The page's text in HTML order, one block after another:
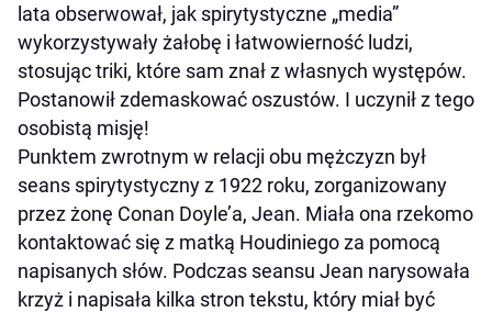
lata obserwował, jak spirytystyczne „media”
wykorzystywały żałobę i łatwowierność ludzi,
stosując triki, które sam znał z własnych występów.
Postanowił zdemaskować oszustów. I uczynił z tego
osobistą misję!
Punktem zwrotnym w relacji obu mężczyzn był
seans spirytystyczny z 1922 roku, zorganizowany
przez żonę Conan Doyle’a, Jean. Miała ona rzekomo
kontaktować się z matką Houdiniego za pomocą
napisanych słów. Podczas seansu Jean narysowała
krzyż i napisała kilka stron tekstu, który miał być